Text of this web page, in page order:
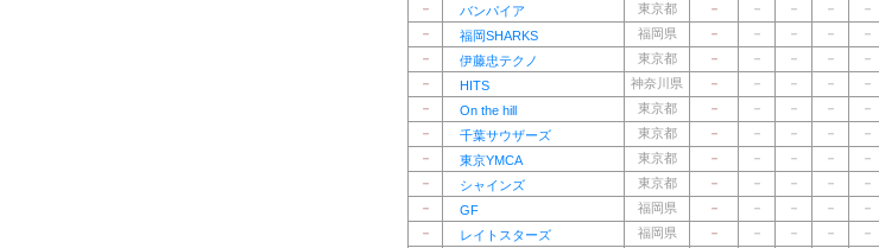
－
バンパイア 東京都 － － － － －
－
福岡SHARKS 福岡県 － － － － －
－
伊藤忠テクノ 東京都 － － － － －
－
HITS 神奈川県 － － － － －
－
On the hill 東京都 － － － － －
－
千葉サウザーズ 東京都 － － － － －
－
東京YMCA 東京都 － － － － －
－
シャインズ 東京都 － － － － －
－
GF 福岡県 － － － － －
－
レイトスターズ 福岡県 － － － － －